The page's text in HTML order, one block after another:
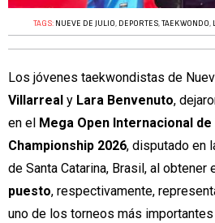
TAGS: NUEVE DE JULIO, DEPORTES,TAEKWONDO,
Los jóvenes taekwondistas de
Villarreal y Lara Benvenuto,
en el Mega Open Internacional
Championship 2026, disputado en
de Santa Catarina, Brasil, al obtener
puesto, respectivamente,
uno de los torneos más